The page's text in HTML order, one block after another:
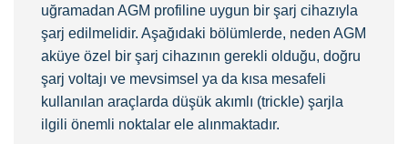
uğramadan AGM profiline uygun bir şarj cihazıyla
şarj edilmelidir. Aşağıdaki bölümlerde, neden AGM
aküye özel bir şarj cihazının gerekli olduğu, doğru
şarj voltajı ve mevsimsel ya da kısa mesafeli
kullanılan araçlarda düşük akımlı (trickle) şarjla
ilgili önemli noktalar ele alınmaktadır.